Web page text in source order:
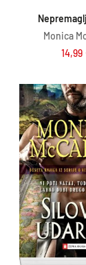
Monica
14,99
Dodaj